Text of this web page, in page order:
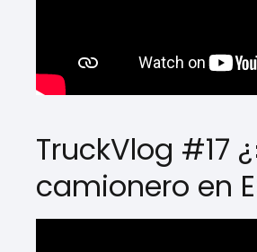
TruckVlog #17
camionero en